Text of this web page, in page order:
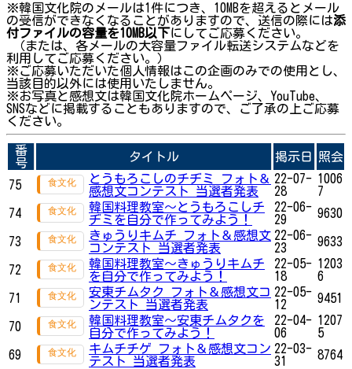
※韓国文化院のメールは1件につき、10MBを超えるとメール
の受信ができなくなることがありますので、送信の際には添
付ファイルの容量を10MB以下にしてご応募ください。
（または、各メールの大容量ファイル転送システムなどを
利用してご応募ください。）
※ご応募いただいた個人情報はこの企画のみでの使用とし、
当該目的以外には使用いたしません。
※お写真と感想文は韓国文化院ホームページ、YouTube、
SNSなどに掲載することもありますので、ご了承の上ご応募
ください。
番
号
タイトル 掲示日 照会
75
とうもろこしのチヂミ フォト＆
感想文コンテスト 当選者発表
22-07-
28
1006
7
74
韓国料理教室〜とうもろこしチ
ヂミを自分で作ってみよう！
22-06-
29
9630
73
きゅうりキムチ フォト＆感想文
コンテスト 当選者発表
22-06-
23
9633
72
韓国料理教室〜きゅうりキムチ
を自分で作ってみよう！
22-05-
18
1203
6
71
安東チムタク フォト＆感想文コ
ンテスト 当選者発表
22-05-
12
9451
70
韓国料理教室〜安東チムタクを
自分で作ってみよう！
22-04-
06
1207
5
69
キムチチゲ フォト＆感想文コン
テスト 当選者発表
22-03-
31
8764